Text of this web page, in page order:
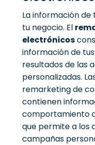
La información
tu negocio. El
electrónicos
información de
resultados de las
personalizadas.
remarketing de
contienen
comportamiento
que permite a los
campañas